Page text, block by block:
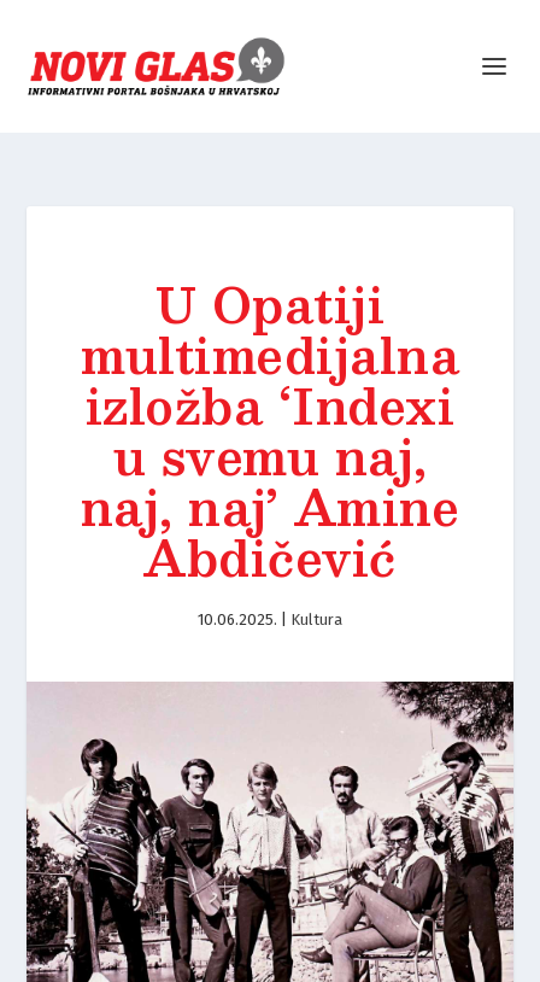
U Opatiji
multimedijalna
izložba ‘Indexi
u svemu naj,
naj, naj’ Amine
Abdičević
10.06.2025. Kultura